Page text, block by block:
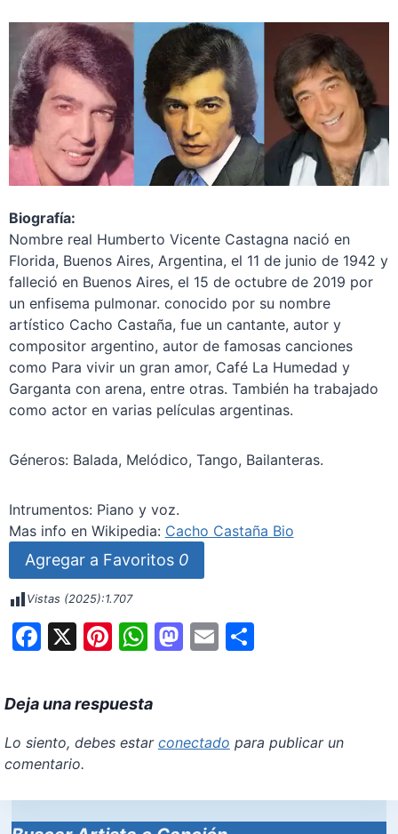
Biografía:
Nombre real Humberto Vicente Castagna nació en
Florida, Buenos Aires, Argentina, el 11 de junio de 1942 y
falleció en Buenos Aires, el 15 de octubre de 2019 por
un enfisema pulmonar. conocido por su nombre
artístico Cacho Castaña, fue un cantante, autor y
compositor argentino, autor de famosas canciones
como Para vivir un gran amor, Café La Humedad y
Garganta con arena, entre otras. También ha trabajado
como actor en varias películas argentinas.
Géneros: Balada, Melódico, Tango, Bailanteras.
Intrumentos: Piano y voz.
Mas info en Wikipedia: Cacho Castaña Bio
Agregar a Favoritos 0
Vistas (2025):1.707
F
c
e
b
o
o
X Pi
er
e
st
W
at
s
A
p
M
d
n
E S
Deja una respuesta
Lo siento, debes estar conectado para publicar un
comentario.